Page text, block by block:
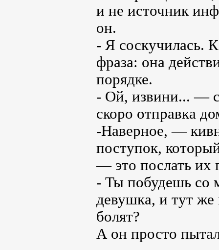
и не источник
он.
- Я соскучилась.
фраза: она
порядке.
- Ой, извини... —
скоро отправка
-Наверное, —
поступок,
— это послать их
- Ты побудешь со
девушка, и тут
болят?
А он просто